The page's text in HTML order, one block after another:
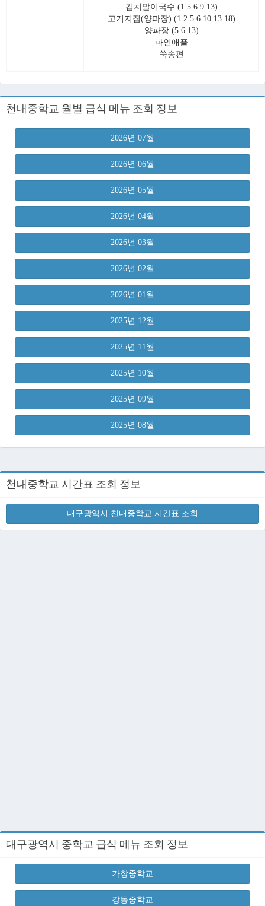
김치말이국수 (1.5.6.9.13)
고기지짐(양파장) (1.2.5.6.10.13.18)
양파장 (5.6.13)
파인애플
쑥송편
천내중학교 월별 급식 메뉴 조회 정보
2026년 07월
2026년 06월
2026년 05월
2026년 04월
2026년 03월
2026년 02월
2026년 01월
2025년 12월
2025년 11월
2025년 10월
2025년 09월
2025년 08월
천내중학교 시간표 조회 정보
대구광역시 천내중학교 시간표 조회
대구광역시 중학교 급식 메뉴 조회 정보
가창중학교
강동중학교